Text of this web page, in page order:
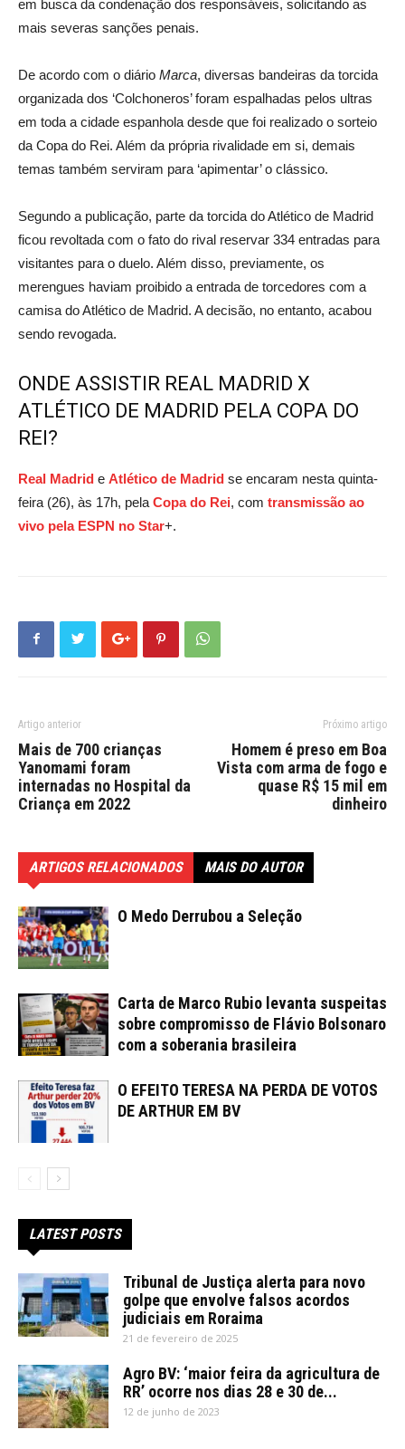
em busca da condenação dos responsáveis, solicitando as
mais severas sanções penais.
De acordo com o diário Marca, diversas bandeiras da torcida
organizada dos ‘Colchoneros’ foram espalhadas pelos ultras
em toda a cidade espanhola desde que foi realizado o sorteio
da Copa do Rei. Além da própria rivalidade em si, demais
temas também serviram para ‘apimentar’ o clássico.
Segundo a publicação, parte da torcida do Atlético de Madrid
ficou revoltada com o fato do rival reservar 334 entradas para
visitantes para o duelo. Além disso, previamente, os
merengues haviam proibido a entrada de torcedores com a
camisa do Atlético de Madrid. A decisão, no entanto, acabou
sendo revogada.
ONDE ASSISTIR REAL MADRID X
ATLÉTICO DE MADRID PELA COPA DO
REI?
Real Madrid e Atlético de Madrid se encaram nesta quinta-
feira (26), às 17h, pela Copa do Rei, com transmissão ao
vivo pela ESPN no Star+.
Artigo anterior
Mais de 700 crianças
Yanomami foram
internadas no Hospital da
Criança em 2022
Próximo artigo
Homem é preso em Boa
Vista com arma de fogo e
quase R$ 15 mil em
dinheiro
ARTIGOS RELACIONADOS MAIS DO AUTOR
O Medo Derrubou a Seleção
Carta de Marco Rubio levanta suspeitas
sobre compromisso de Flávio Bolsonaro
com a soberania brasileira
O EFEITO TERESA NA PERDA DE VOTOS
DE ARTHUR EM BV
LATEST POSTS
Tribunal de Justiça alerta para novo
golpe que envolve falsos acordos
judiciais em Roraima
21 de fevereiro de 2025
Agro BV: ‘maior feira da agricultura de
RR’ ocorre nos dias 28 e 30 de...
12 de junho de 2023